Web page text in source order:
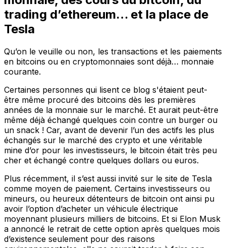
trading d’ethereum… et la place de
Tesla
Qu’on le veuille ou non, les transactions et les paiements
en bitcoins ou en cryptomonnaies sont déjà… monnaie
courante.
Certaines personnes qui lisent ce blog s'étaient peut-
être même procuré des bitcoins dès les premières
années de la monnaie sur le marché. Et aurait peut-être
même déjà échangé quelques coin contre un burger ou
un snack ! Car, avant de devenir l’un des actifs les plus
échangés sur le marché des crypto et une véritable
mine d’or pour les investisseurs, le bitcoin était très peu
cher et échangé contre quelques dollars ou euros.
Plus récemment, il s’est aussi invité sur le site de Tesla
comme moyen de paiement. Certains investisseurs ou
mineurs, ou heureux détenteurs de bitcoin ont ainsi pu
avoir l’option d’acheter un véhicule électrique
moyennant plusieurs milliers de bitcoins. Et si Elon Musk
a annoncé le retrait de cette option après quelques mois
d’existence seulement pour des raisons